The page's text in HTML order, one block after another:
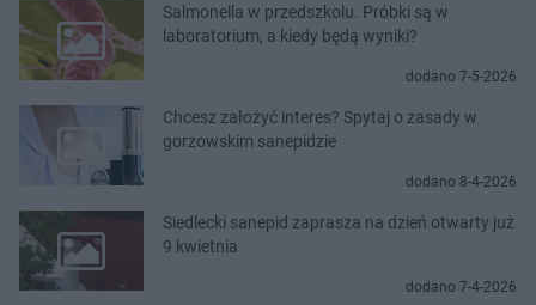
Salmonella w przedszkolu. Próbki są w
laboratorium, a kiedy będą wyniki?
dodano 7-5-2026
Chcesz założyć interes? Spytaj o zasady w
gorzowskim sanepidzie
dodano 8-4-2026
Siedlecki sanepid zaprasza na dzień otwarty już
9 kwietnia
dodano 7-4-2026